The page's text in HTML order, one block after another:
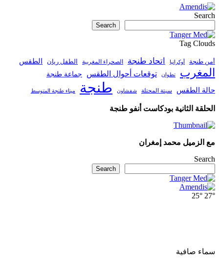
Search
Tag
طنجة أوكرانيا اتحاد طنجة الصحراء المغربية الطفل ريان الطقس
تطوان توقعات أحوال الطقس جماعة طنجة
الطقس سبتة المحتلة شفشاون طنجة ميناء طنجة المتوسط
الثانية بودكاست أنفو طنجة
الزميل محمد إمغران
Search
25°
صافية